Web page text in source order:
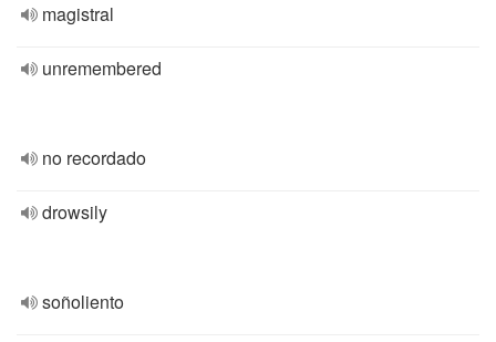
magistral
unremembered
no recordado
drowsily
soñoliento